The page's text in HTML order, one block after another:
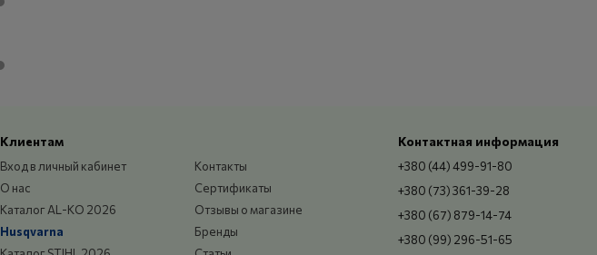
Клиентам
Вход в личный кабинет
О нас
Каталог AL-KO 2026
Husqvarna
Контакты
Сертификаты
Отзывы о магазине
Бренды
Контактная информация
+380 (44) 499-91-80
+380 (73) 361-39-28
+380 (67) 879-14-74
+380 (99) 296-51-65